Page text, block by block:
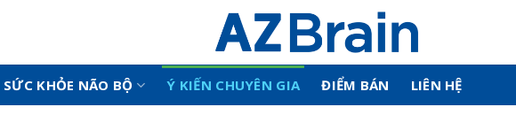
SỨC KHỎE NÃO BỘ Ý KIẾN CHUYÊN GIA ĐIỂM BÁN LIÊN HỆ